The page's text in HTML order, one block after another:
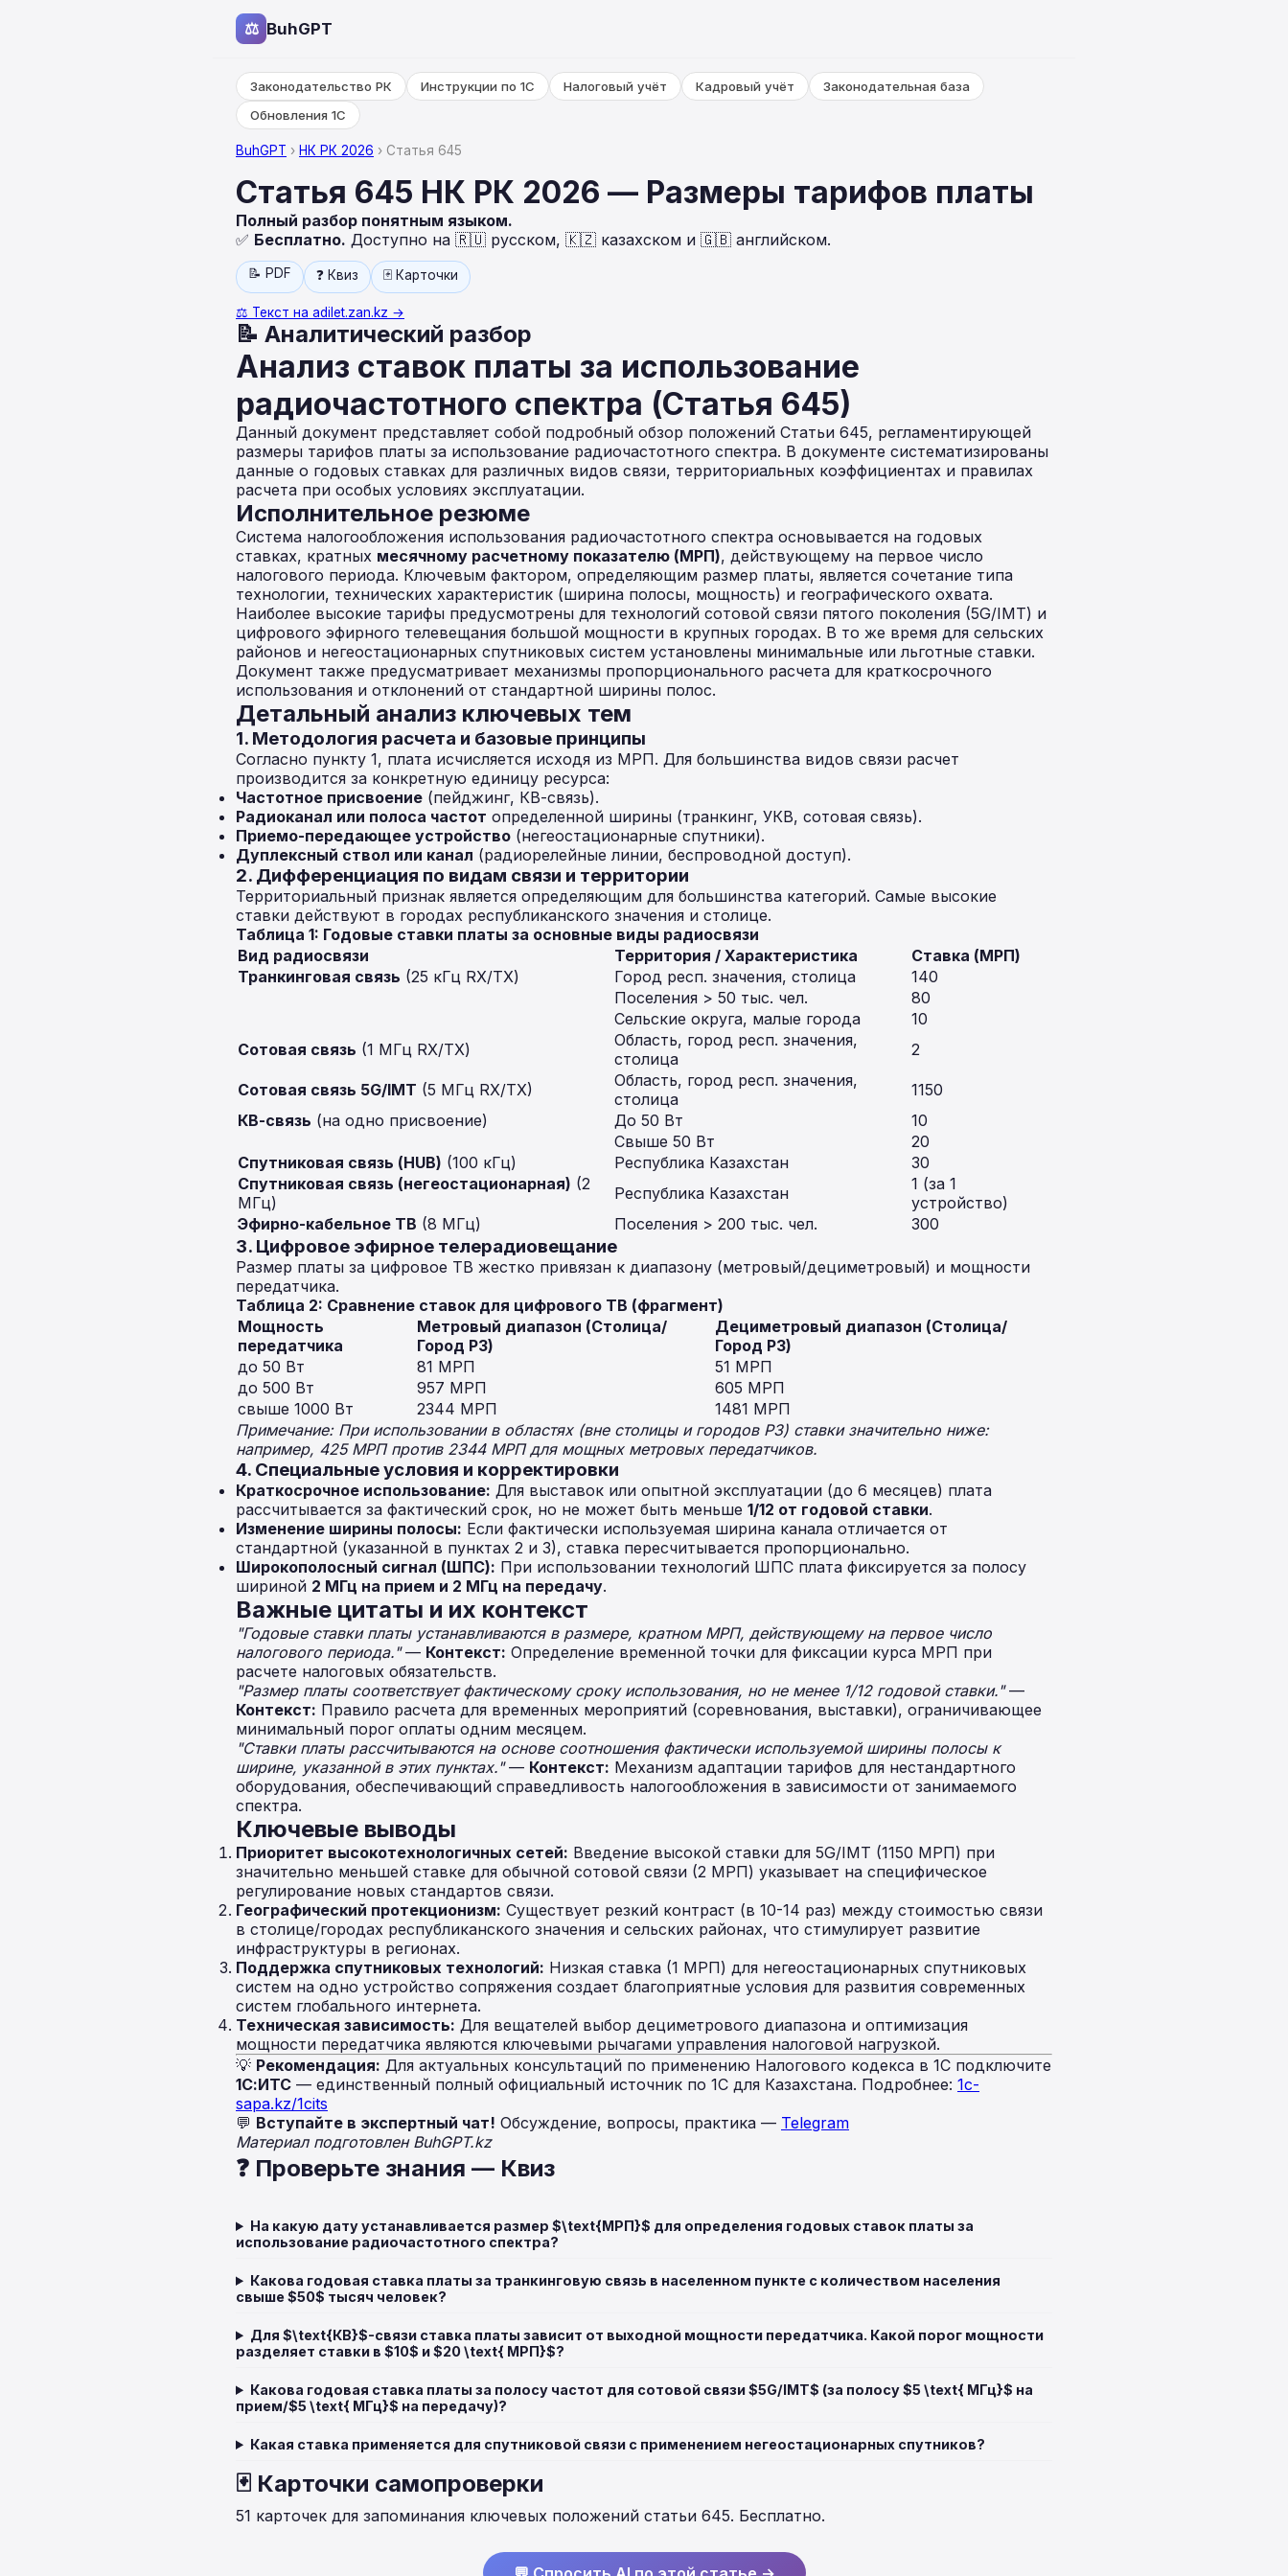
⚖ BuhGPT
Законодательство РК Инструкции по 1С Налоговый учёт Кадровый учёт
Законодательная база
Обновления 1С
BuhGPT › НК РК 2026 › Статья 645
Статья 645 НК РК 2026 — Размеры тарифов платы
Полный разбор понятным языком.
✅ Бесплатно. Доступно на 🇷🇺 русском, 🇰🇿 казахском и 🇬🇧 английском.
📝 PDF ❓ Квиз 🃏 Карточки
⚖️ Текст на adilet.zan.kz →
📝 Аналитический разбор
Анализ ставок платы за использование
радиочастотного спектра (Статья 645)
Данный документ представляет собой подробный обзор положений Статьи 645, регламентирующей
размеры тарифов платы за использование радиочастотного спектра. В документе систематизированы
данные о годовых ставках для различных видов связи, территориальных коэффициентах и правилах
расчета при особых условиях эксплуатации.
Исполнительное резюме
Система налогообложения использования радиочастотного спектра основывается на годовых
ставках, кратных месячному расчетному показателю (МРП), действующему на первое число
налогового периода. Ключевым фактором, определяющим размер платы, является сочетание типа
технологии, технических характеристик (ширина полосы, мощность) и географического охвата.
Наиболее высокие тарифы предусмотрены для технологий сотовой связи пятого поколения (5G/IMT) и
цифрового эфирного телевещания большой мощности в крупных городах. В то же время для сельских
районов и негеостационарных спутниковых систем установлены минимальные или льготные ставки.
Документ также предусматривает механизмы пропорционального расчета для краткосрочного
использования и отклонений от стандартной ширины полос.
Детальный анализ ключевых тем
1. Методология расчета и базовые принципы
Согласно пункту 1, плата исчисляется исходя из МРП. Для большинства видов связи расчет
производится за конкретную единицу ресурса:
Частотное присвоение (пейджинг, КВ-связь).
Радиоканал или полоса частот определенной ширины (транкинг, УКВ, сотовая связь).
Приемо-передающее устройство (негеостационарные спутники).
Дуплексный ствол или канал (радиорелейные линии, беспроводной доступ).
2. Дифференциация по видам связи и территории
Территориальный признак является определяющим для большинства категорий. Самые высокие
ставки действуют в городах республиканского значения и столице.
Таблица 1: Годовые ставки платы за основные виды радиосвязи
Вид радиосвязи
Территория / Характеристика
Ставка (МРП)
Транкинговая связь (25 кГц RX/TX) Город респ. значения, столица
140
Поселения > 50 тыс. чел.
80
Сельские округа, малые города
10
Сотовая связь (1 МГц RX/TX)
Область, город респ. значения,
столица
2
Сотовая связь 5G/IMT (5 МГц RX/TX)
Область, город респ. значения,
столица
1150
КВ-связь (на одно присвоение) До 50 Вт
10
Свыше 50 Вт
20
Спутниковая связь (HUB) (100 кГц) Республика Казахстан
30
Спутниковая связь (негеостационарная) (2
МГц)
Республика Казахстан
1 (за 1
устройство)
Эфирно-кабельное ТВ (8 МГц) Поселения > 200 тыс. чел. 300
3. Цифровое эфирное телерадиовещание
Размер платы за цифровое ТВ жестко привязан к диапазону (метровый/дециметровый) и мощности
передатчика.
Таблица 2: Сравнение ставок для цифрового ТВ (фрагмент)
Мощность
передатчика
Метровый диапазон (Столица/
Город РЗ)
Дециметровый диапазон (Столица/
Город РЗ)
до 50 Вт
81 МРП
51 МРП
до 500 Вт
957 МРП
605 МРП
свыше 1000 Вт
2344 МРП
1481 МРП
Примечание: При использовании в областях (вне столицы и городов РЗ) ставки значительно ниже:
например, 425 МРП против 2344 МРП для мощных метровых передатчиков.
4. Специальные условия и корректировки
Краткосрочное использование: Для выставок или опытной эксплуатации (до 6 месяцев) плата
рассчитывается за фактический срок, но не может быть меньше 1/12 от годовой ставки.
Изменение ширины полосы: Если фактически используемая ширина канала отличается от
стандартной (указанной в пунктах 2 и 3), ставка пересчитывается пропорционально.
Широкополосный сигнал (ШПС): При использовании технологий ШПС плата фиксируется за полосу
шириной 2 МГц на прием и 2 МГц на передачу.
Важные цитаты и их контекст
"Годовые ставки платы устанавливаются в размере, кратном МРП, действующему на первое число
налогового периода."— Контекст: Определение временной точки для фиксации курса МРП при
расчете налоговых обязательств.
"Размер платы соответствует фактическому сроку использования, но не менее 1/12 годовой ставки."—
Контекст: Правило расчета для временных мероприятий (соревнования, выставки), ограничивающее
минимальный порог оплаты одним месяцем.
"Ставки платы рассчитываются на основе соотношения фактически используемой ширины полосы к
ширине, указанной в этих пунктах."— Контекст: Механизм адаптации тарифов для нестандартного
оборудования, обеспечивающий справедливость налогообложения в зависимости от занимаемого
спектра.
Ключевые выводы
Приоритет высокотехнологичных сетей: Введение высокой ставки для 5G/IMT (1150 МРП) при
значительно меньшей ставке для обычной сотовой связи (2 МРП) указывает на специфическое
регулирование новых стандартов связи.
Географический протекционизм: Существует резкий контраст (в 10-14 раз) между стоимостью связи
в столице/городах республиканского значения и сельских районах, что стимулирует развитие
инфраструктуры в регионах.
Поддержка спутниковых технологий: Низкая ставка (1 МРП) для негеостационарных спутниковых
систем на одно устройство сопряжения создает благоприятные условия для развития современных
систем глобального интернета.
Техническая зависимость: Для вещателей выбор дециметрового диапазона и оптимизация
мощности передатчика являются ключевыми рычагами управления налоговой нагрузкой.
💡 Рекомендация: Для актуальных консультаций по применению Налогового кодекса в 1С подключите
1С:ИТС — единственный полный официальный источник по 1С для Казахстана. Подробнее: 1c-
sapa.kz/1cits
💬 Вступайте в экспертный чат! Обсуждение, вопросы, практика — Telegram
Материал подготовлен BuhGPT.kz
❓ Проверьте знания — Квиз
На какую дату устанавливается размер $\text{МРП}$ для определения годовых ставок платы за
использование радиочастотного спектра?
Какова годовая ставка платы за транкинговую связь в населенном пункте с количеством населения
свыше $50$ тысяч человек?
Для $\text{КВ}$-связи ставка платы зависит от выходной мощности передатчика. Какой порог мощности
разделяет ставки в $10$ и $20 \text{ МРП}$?
Какова годовая ставка платы за полосу частот для сотовой связи $5G/IMT$ (за полосу $5 \text{ МГц}$ на
прием/$5 \text{ МГц}$ на передачу)?
Какая ставка применяется для спутниковой связи с применением негеостационарных спутников?
🃏 Карточки самопроверки
51 карточек для запоминания ключевых положений статьи 645. Бесплатно.